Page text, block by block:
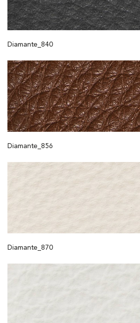
Diamante_840
Diamante_856
Diamante_870